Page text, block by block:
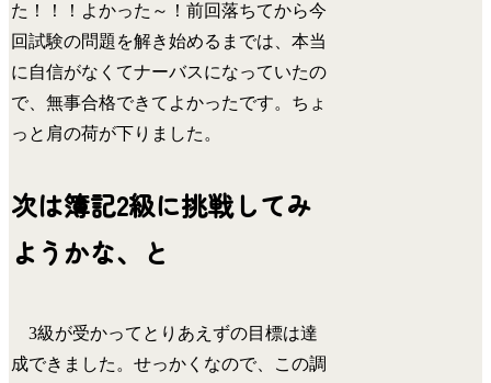
た！！！よかった～！前回落ちてから今
回試験の問題を解き始めるまでは、本当
に自信がなくてナーバスになっていたの
で、無事合格できてよかったです。ちょ
っと肩の荷が下りました。
次は簿記2級に挑戦してみ
ようかな、と
3級が受かってとりあえずの目標は達
成できました。せっかくなので、この調